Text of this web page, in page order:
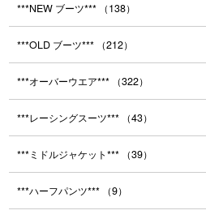
***NEW ブーツ*** （138）
***OLD ブーツ*** （212）
***オーバーウエア*** （322）
***レーシングスーツ*** （43）
***ミドルジャケット*** （39）
***ハーフパンツ*** （9）